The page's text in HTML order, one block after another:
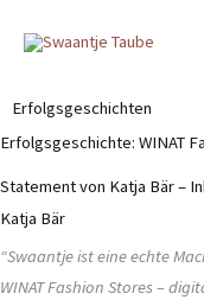
Inhalt
Erfolgsgeschichten
Erfolgsgeschichte: WINAT
Statement von Katja Bär –
Katja Bär
“Swaantje ist eine echte
WINAT Fashion Stores –